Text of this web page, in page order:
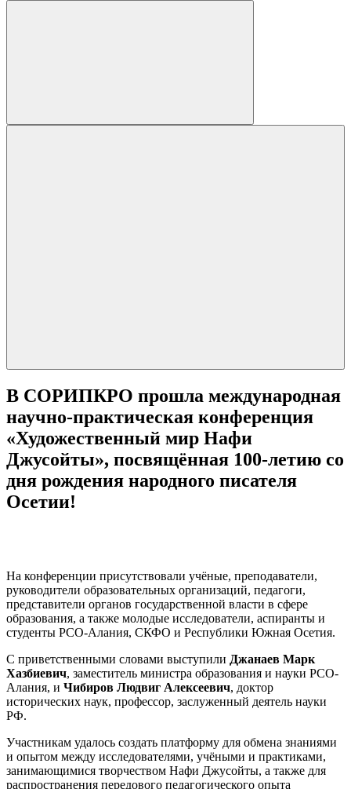
В СОРИПКРО прошла международная
научно-практическая конференция
«Художественный мир Нафи
Джусойты», посвящённая 100-летию со
дня рождения народного писателя
Осетии!
На конференции присутствовали учёные, преподаватели,
руководители образовательных организаций, педагоги,
представители органов государственной власти в сфере
образования, а также молодые исследователи, аспиранты и
студенты РСО-Алания, СКФО и Республики Южная Осетия.
С приветственными словами выступили Джанаев Марк
Хазбиевич, заместитель министра образования и науки РСО-
Алания, и Чибиров Людвиг Алексеевич, доктор
исторических наук, профессор, заслуженный деятель науки
РФ.
Участникам удалось создать платформу для обмена знаниями
и опытом между исследователями, учёными и практиками,
занимающимися творчеством Нафи Джусойты, а также для
распространения передового педагогического опыта